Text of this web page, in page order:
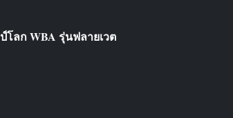
ลก WBA รุ่นฟลายเวต